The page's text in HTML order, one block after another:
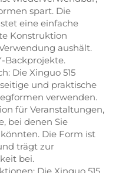
spart. Die
eine einfache
Konstruktion
aushält.
Backprojekte.
Die Xinguo 515
und praktische
verwenden.
für Veranstaltungen,
bei denen Sie
Die Form ist
trägt zur
bei.